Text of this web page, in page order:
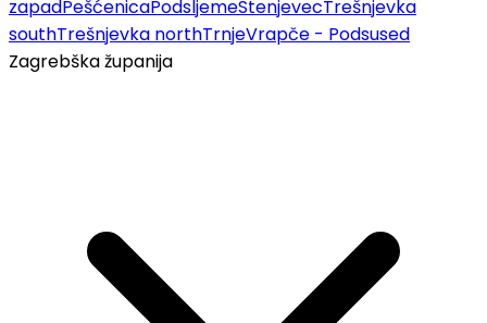
zapadPešćenicaPodsljemeStenjevecTrešnjevka
southTrešnjevka northTrnjeVrapče - Podsused
Zagrebška županija